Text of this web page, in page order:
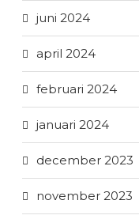
juni 2024
april 2024
februari 2024
januari 2024
december 2023
november 2023